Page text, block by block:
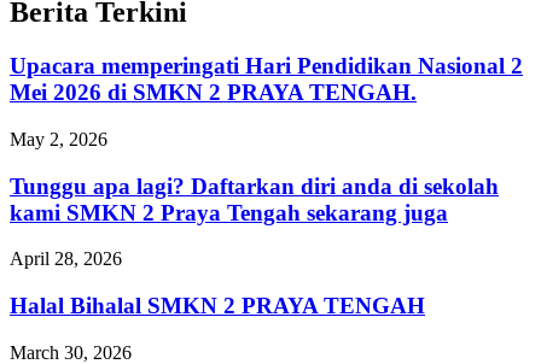
Berita Terkini
Upacara memperingati Hari Pendidikan Nasional 2
Mei 2026 di SMKN 2 PRAYA TENGAH.
May 2, 2026
Tunggu apa lagi? Daftarkan diri anda di sekolah
kami SMKN 2 Praya Tengah sekarang juga
April 28, 2026
Halal Bihalal SMKN 2 PRAYA TENGAH
March 30, 2026